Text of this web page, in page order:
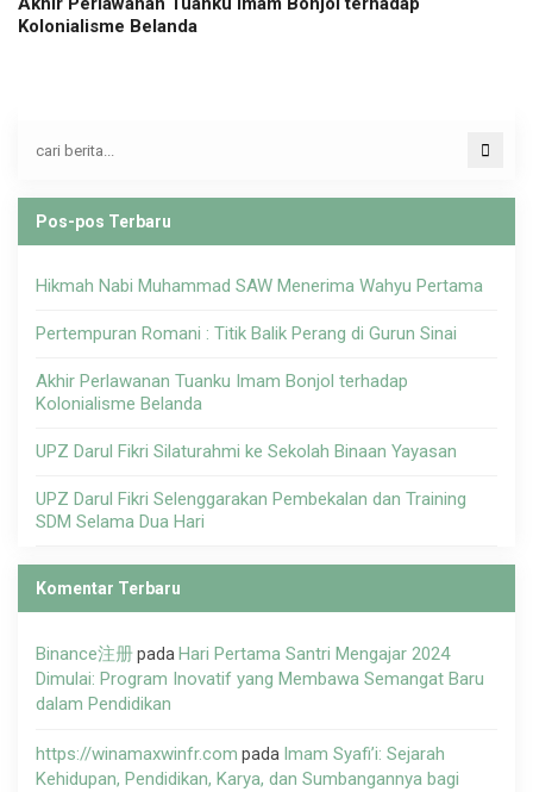
Kolonialisme Belanda
Pos-pos Terbaru
Hikmah Nabi Muhammad SAW Menerima Wahyu Pertama
Pertempuran Romani : Titik Balik Perang di Gurun Sinai
Akhir Perlawanan Tuanku Imam Bonjol terhadap
Kolonialisme Belanda
UPZ Darul Fikri Silaturahmi ke Sekolah Binaan Yayasan
UPZ Darul Fikri Selenggarakan Pembekalan dan Training
SDM Selama Dua Hari
Komentar Terbaru
Binance注册pada Hari Pertama Santri Mengajar 2024
Dimulai: Program Inovatif yang Membawa Semangat Baru
dalam Pendidikan
https://winamaxwinfr.com pada Imam Syafi’i: Sejarah
Kehidupan, Pendidikan, Karya, dan Sumbangannya bagi